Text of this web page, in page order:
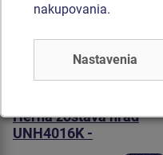
Herná zostava hrad
UNH4016K -
nakupovania.
Nastavenia